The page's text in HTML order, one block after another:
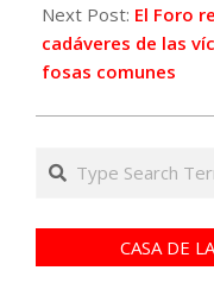
Next Post: El Foro
cadáveres de las
fosas comunes
Search
CASA DE